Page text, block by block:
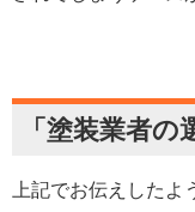
「塗装業者の
上記でお伝えした